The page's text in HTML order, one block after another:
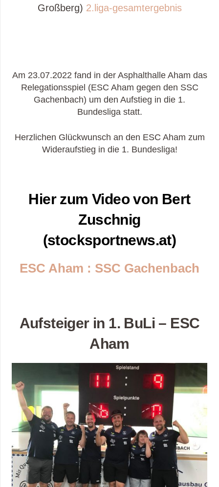
Großberg) 2.liga-gesamtergebnis
Am 23.07.2022 fand in der Asphalthalle Aham das
Relegationsspiel (ESC Aham gegen den SSC
Gachenbach) um den Aufstieg in die 1.
Bundesliga statt.
Herzlichen Glückwunsch an den ESC Aham zum
Wideraufstieg in die 1. Bundesliga!
Hier zum Video von Bert
Zuschnig
(stocksportnews.at)
ESC Aham : SSC Gachenbach
Aufsteiger in 1. BuLi – ESC
Aham